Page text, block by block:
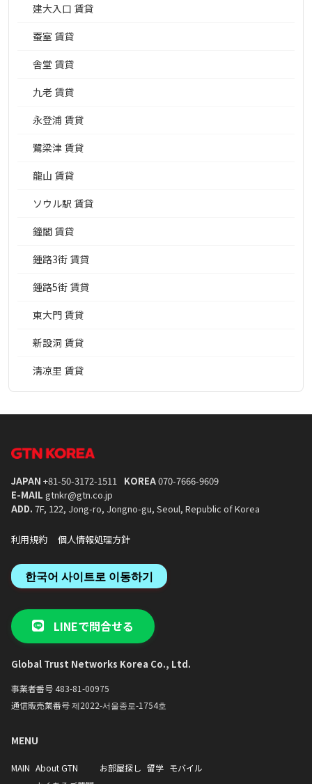
建大入口 賃貸
蚕室 賃貸
舎堂 賃貸
九老 賃貸
永登浦 賃貸
鷺梁津 賃貸
龍山 賃貸
ソウル駅 賃貸
鐘閣 賃貸
鍾路3街 賃貸
鍾路5街 賃貸
東大門 賃貸
新設洞 賃貸
淸凉里 賃貸
JAPAN +81-50-3172-1511 KOREA070-7666-9609
E-MAIL gtnkr@gtn.co.jp
ADD. 7F, 122, Jong-ro, Jongno-gu, Seoul, Republic of Korea
利用規約 個人情報処理方針
한국어 사이트로 이동하기
LINEで問合せる
Global Trust Networks Korea Co., Ltd.
事業者番号 483-81-00975
通信販売業番号 제2022-서울종로-1754호
MENU
MAIN About GTN
お部屋探し 留学 モバイル